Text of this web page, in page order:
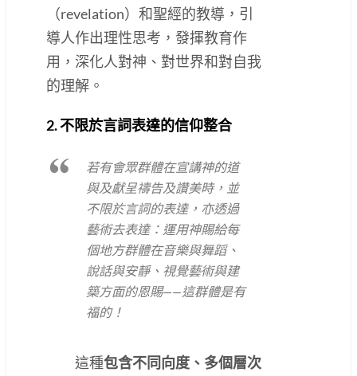
（revelation）和聖經的教導，引
導人作出理性思考，發揮教育作
用，深化人對神、對世界和對自我
的理解。
2. 不限於言詞表達的信仰整合
若有會眾群體在宣講神的道
與及獻呈禱告及讚美時，並
不限於言詞的表達，亦透過
藝術去表達：運用神賜給每
個地方群體在音樂與舞蹈、
說話與安靜、視覺藝術與建
築方面的恩賜——這群體是有
福的！
這種包含不同向度、多個層次